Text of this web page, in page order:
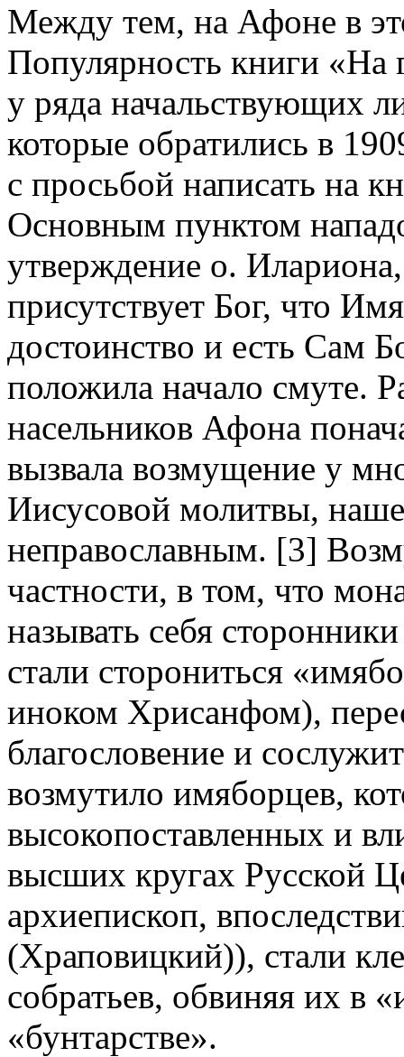
Между тем, на Афоне в
Популярность книги «На
у ряда начальствующих
которые обратились в
с просьбой написать на
Основным пунктом
утверждение о.
присутствует Бог, что
достоинство и есть Сам
положила начало смуте.
насельников Афона
вызвала возмущение у
Иисусовой молитвы,
неправославным. [3]
частности, в том, что
называть себя
стали сторониться
иноком Хрисанфом),
благословение и
возмутило имяборцев,
высокопоставленных и
высших кругах Русской
архиепископ,
(Храповицкий)), стали
собратьев, обвиняя их в
«бунтарстве».